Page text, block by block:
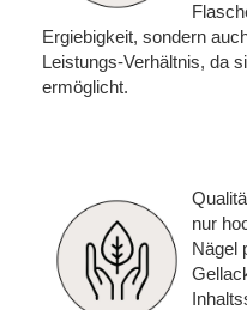
Ergiebigkeit, sondern
Leistungs-Verhältnis, da
ermöglicht.
nur
Nägel